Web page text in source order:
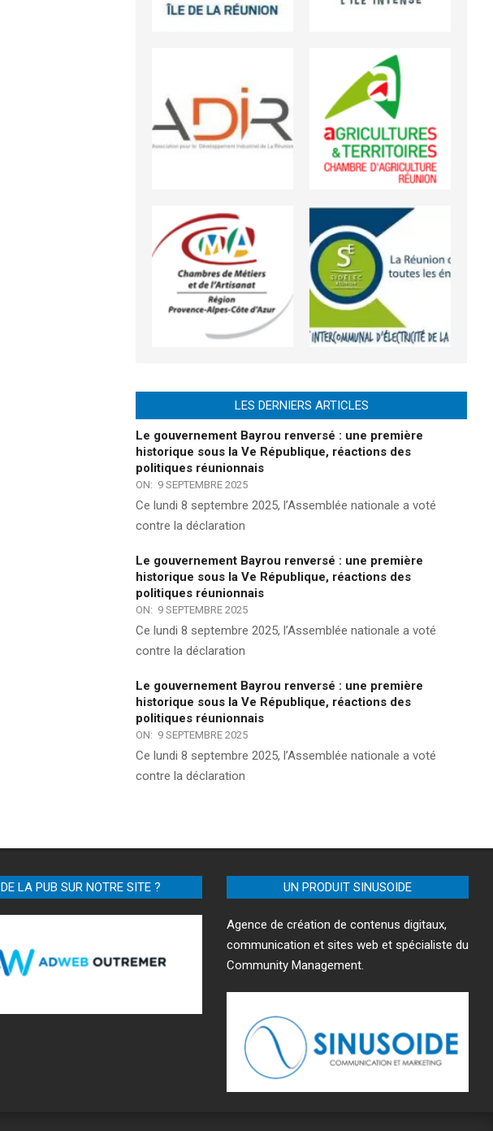
LES DERNIERS ARTICLES
Le gouvernement Bayrou renversé : une première
historique sous la Ve République, réactions des
politiques réunionnais
ON: 9 SEPTEMBRE 2025
Ce lundi 8 septembre 2025, l’Assemblée nationale a voté
contre la déclaration
Le gouvernement Bayrou renversé : une première
historique sous la Ve République, réactions des
politiques réunionnais
ON: 9 SEPTEMBRE 2025
Ce lundi 8 septembre 2025, l’Assemblée nationale a voté
contre la déclaration
Le gouvernement Bayrou renversé : une première
historique sous la Ve République, réactions des
politiques réunionnais
ON: 9 SEPTEMBRE 2025
Ce lundi 8 septembre 2025, l’Assemblée nationale a voté
contre la déclaration
DE LA PUB SUR NOTRE SITE ? UN PRODUIT SINUSOIDE
Agence de création de contenus digitaux,
communication et sites web et spécialiste du
Community Management.